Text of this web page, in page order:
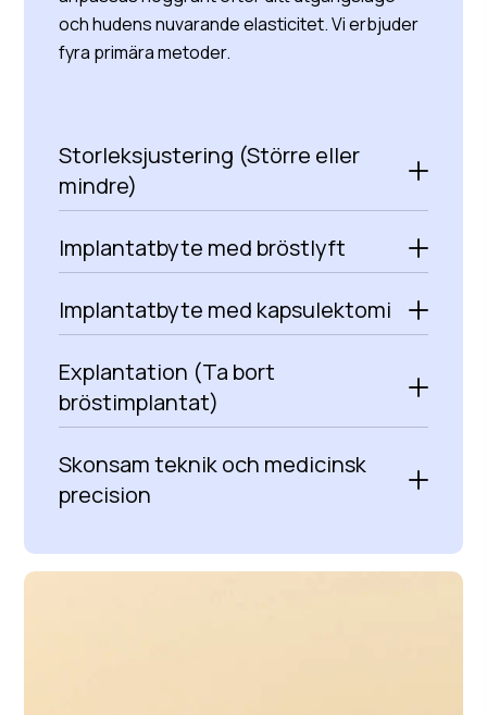
och hudens nuvarande elasticitet. Vi erbjuder
fyra primära metoder.
Storleksjustering (Större eller
mindre)
Implantatbyte med bröstlyft
Implantatbyte med kapsulektomi
Explantation (Ta bort
bröstimplantat)
Skonsam teknik och medicinsk
precision